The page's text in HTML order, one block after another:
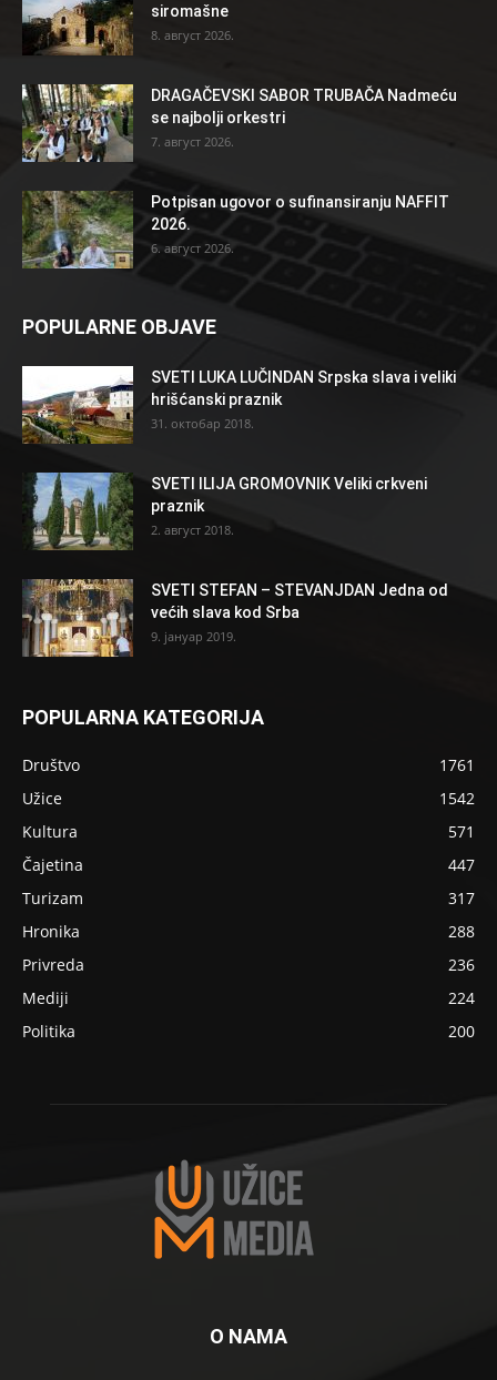
siromašne
8. август 2026.
DRAGAČEVSKI SABOR TRUBAČA Nadmeću
se najbolji orkestri
7. август 2026.
Potpisan ugovor o sufinansiranju NAFFIT
2026.
6. август 2026.
POPULARNE OBJAVE
SVETI LUKA LUČINDAN Srpska slava i veliki
hrišćanski praznik
31. октобар 2018.
SVETI ILIJA GROMOVNIK Veliki crkveni
praznik
2. август 2018.
SVETI STEFAN – STEVANJDAN Jedna od
većih slava kod Srba
9. јануар 2019.
POPULARNA KATEGORIJA
Društvo
1761
Užice
1542
Kultura
571
Čajetina
447
Turizam
317
Hronika
288
Privreda
236
Mediji
224
Politika
200
O NAMA